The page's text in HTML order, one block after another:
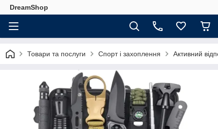
DreamShop
Товари та послуги Спорт і захоплення Активний